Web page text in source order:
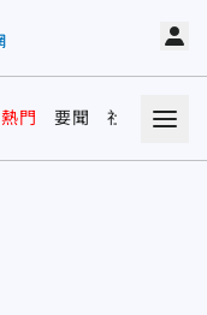
熱門 要聞 社會 娛樂